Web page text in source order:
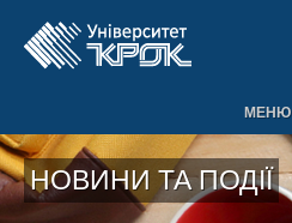
МЕНЮ
НОВИНИ ТА ПОДІЇ